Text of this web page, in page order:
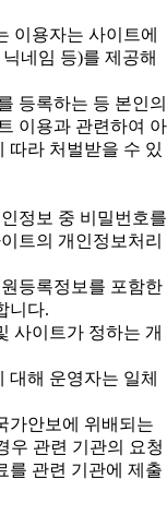
이용자는 사이트에
네임 등)를 제공해
등록하는 등 본인의
이용과 관련하여 아
따라 처벌받을 수 있
정보 중 비밀번호를
트의 개인정보처리
등록정보를 포함한
니다.
사이트가 정하는 개
대해 운영자는 일체
가안보에 위배되는
우 관련 기관의 요청
를 관련 기관에 제출